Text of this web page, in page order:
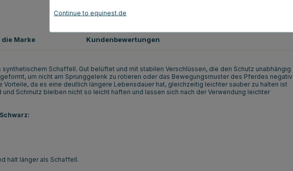
Schaffell. Gut belüftet und mit stabilen Verschlüssen, die den Schutz unabhängig
um nicht am Sprunggelenk zu rotieren oder das Bewegungsmuster des Pferdes negativ
da es eine deutlich längere Lebensdauer hat, gleichzeitig leichter sauber zu halten ist
Schmutz bleiben nicht so leicht haften und lassen sich nach der Verwendung leichter
hält länger als Schaffell.
die Marke Kundenbewertungen
Continue to equinest.de